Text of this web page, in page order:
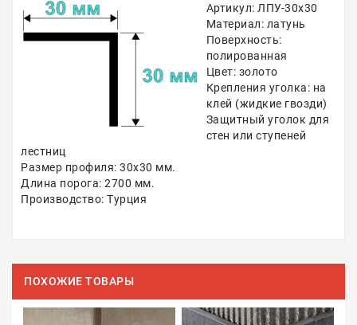
Артикул: ЛПУ-30х30
Материал: латунь
Поверхность:
полированная
Цвет: золото
Крепления уголка: на
клей (жидкие гвозди)
Защитный уголок для
стен или ступеней
лестниц
Размер профиля: 30х30 мм.
Длина порога: 2700 мм.
Производство: Турция
ПОХОЖИЕ ТОВАРЫ